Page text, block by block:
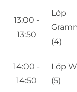
13:00 -
13:50
Lớp
(4)
14:00 -
14:50
Lớp
(5)